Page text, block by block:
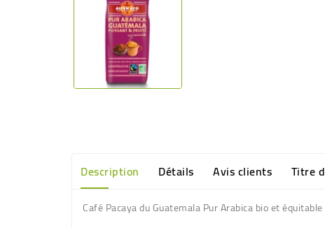
Description Détails Avis clients Titre
Café Pacaya du Guatemala Pur Arabica bio et équitable